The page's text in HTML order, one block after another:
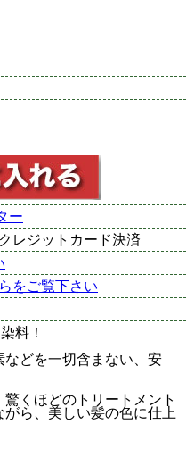
ー
レジットカード決済
をご覧下さい
染料！
どを一切含まない、安
くほどのトリートメント
ら、美しい髪の色に仕上